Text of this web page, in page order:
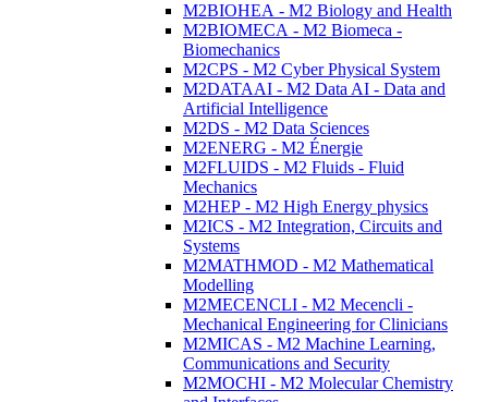
M2BIOHEA - M2 Biology and Health
M2BIOMECA - M2 Biomeca -
Biomechanics
M2CPS - M2 Cyber Physical System
M2DATAAI - M2 Data AI - Data and
Artificial Intelligence
M2DS - M2 Data Sciences
M2ENERG - M2 Énergie
M2FLUIDS - M2 Fluids - Fluid
Mechanics
M2HEP - M2 High Energy physics
M2ICS - M2 Integration, Circuits and
Systems
M2MATHMOD - M2 Mathematical
Modelling
M2MECENCLI - M2 Mecencli -
Mechanical Engineering for Clinicians
M2MICAS - M2 Machine Learning,
Communications and Security
M2MOCHI - M2 Molecular Chemistry